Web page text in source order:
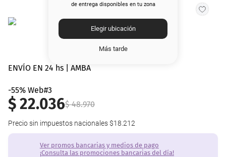
de entrega disponibles en tu zona
Elegir ubicación
Más tarde
ENVÍO EN 24 hs | AMBA
-55% Web#3
$22.036$ 48.970
Precio sin impuestos nacionales $18.212
Ver promos bancarias y medios de pago
¡Consulta las promociones bancarias del día!
10. labial